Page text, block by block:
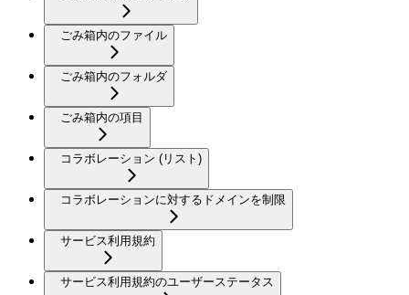
ごみ箱内のファイル
ごみ箱内のフォルダ
ごみ箱内の項目
コラボレーション (リスト)
コラボレーションに対するドメインを制限
サービス利用規約
サービス利用規約のユーザーステータス